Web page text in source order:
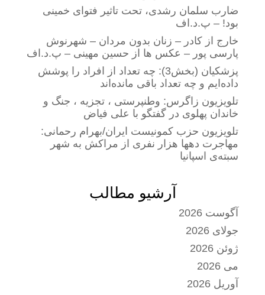
ضارب سلمان رشدی، تحت تاثیر فتوای خمینی
بود! – پ.د.اف
خارج از کادر – زنان بدون مردان – شهرنوش
پارسی پور – عکس ها از حسین مهینی – پ.د.اف
پزشکیان (بخش3): چه تعداد از افراد را پوشش
داده‌ایم و چه تعداد باقی مانده‌اند
تلویزیون زاگرس: وطنپرستی ، تجزیه ، جنگ و
خاندان پهلوی در گفتگو با علی فیاض
تلویزیون حزب کمونیست ایران/بهرام رحمانی:
مهاجرت دهها هزار نفری از مراکش به شهر
سبته‌ی اسپانیا
آرشیو مطالب
آگوست 2026
جولای 2026
ژوئن 2026
می 2026
آوریل 2026